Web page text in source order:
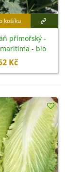
košíku
přímořský -
- bio
- 4 ks
Kč